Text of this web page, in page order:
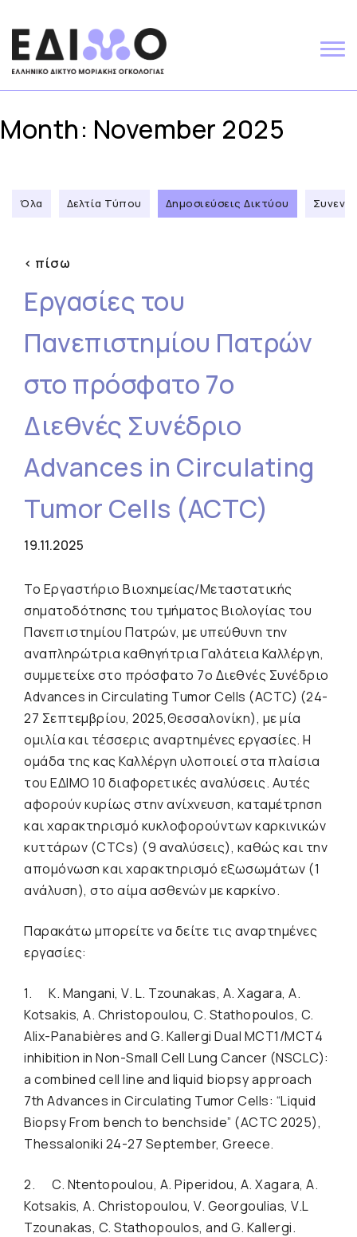
to
content
Month: November 2025
Όλα Δελτία Τύπου Δημοσιεύσεις Δικτύου
< πίσω
Εργασίες του
Πανεπιστημίου Πατρών
στο πρόσφατο 7ο
Διεθνές Συνέδριο
Advances in Circulating
Tumor Cells (ACTC)
19.11.2025
To Εργαστήριο Βιοχημείας/Μεταστατικής
σηματοδότησης του τμήματος Βιολογίας του
Πανεπιστημίου Πατρών, με υπεύθυνη την
αναπληρώτρια καθηγήτρια Γαλάτεια Καλλέργη,
συμμετείχε στο πρόσφατο 7ο Διεθνές Συνέδριο
Advances in Circulating Tumor Cells (ACTC) (24-
27 Σεπτεμβρίου, 2025,Θεσσαλονίκη), με μία
ομιλία και τέσσερις αναρτημένες εργασίες. H
ομάδα της κας Καλλέργη υλοποιεί στα πλαίσια
του ΕΔΙΜΟ 10 διαφορετικές αναλύσεις. Αυτές
αφορούν κυρίως στην ανίχνευση, καταμέτρηση
και χαρακτηρισμό κυκλοφορούντων καρκινικών
κυττάρων (CTCs) (9 αναλύσεις), καθώς και την
απομόνωση και χαρακτηρισμό εξωσωμάτων (1
ανάλυση), στο αίμα ασθενών με καρκίνο.
Παρακάτω μπορείτε να δείτε τις αναρτημένες
εργασίες:
1. K. Mangani, V. L. Tzounakas, A. Xagara, A.
Kotsakis, A. Christopoulou, C. Stathopoulos, C.
Alix-Panabières and G. Kallergi Dual MCT1/MCT4
inhibition in Non-Small Cell Lung Cancer (NSCLC):
a combined cell line and liquid biopsy approach
7th Advances in Circulating Tumor Cells: “Liquid
Biopsy From bench to benchside” (ACTC 2025),
Thessaloniki 24-27 September, Greece.
2. C. Ntentopoulou, A. Piperidou, A. Xagara, A.
Kotsakis, A. Christopoulou, V. Georgoulias, V.L
Tzounakas, C. Stathopoulos, and G. Kallergi.